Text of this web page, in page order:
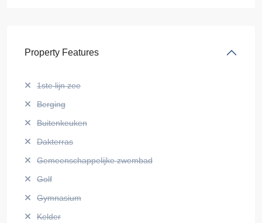
Property Features
1ste lijn zee
Berging
Buitenkeuken
Dakterras
Gemeenschappelijke zwembad
Golf
Gymnasium
Kelder